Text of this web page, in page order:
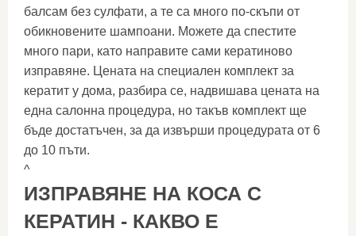
балсам без сулфати, а те са много по-скъпи от
обикновените шампоани. Можете да спестите
много пари, като направите сами кератиново
изправяне. Цената на специален комплект за
кератит у дома, разбира се, надвишава цената на
една салонна процедура, но такъв комплект ще
бъде достатъчен, за да извърши процедурата от 6
до 10 пъти.
^
ИЗПРАВЯНЕ НА КОСА С
КЕРАТИН - КАКВО Е